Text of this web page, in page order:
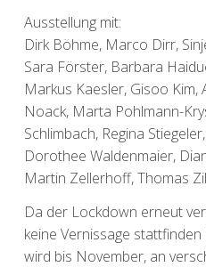
Ausstellung mit:
Dirk Böhme, Marco Dirr,
Sara Förster, Barbara
Markus Kaesler, Gisoo
Noack, Marta Pohlmann-
Schlimbach, Regina
Dorothee Waldenmaier,
Martin Zellerhoff, Thomas
Da der Lockdown erneut
keine Vernissage
wird bis November, an